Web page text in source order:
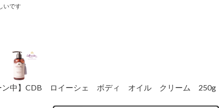
いです
ン中】CDB ロイーシェ ボディ オイル クリーム 250g